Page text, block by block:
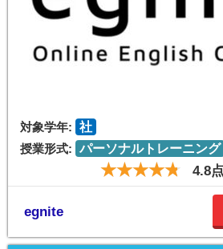
対象学年: 社
授業形式: パーソナルトレーニング
4.8
egnite